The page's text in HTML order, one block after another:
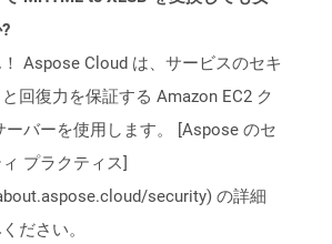
！ Aspose Cloud は、サービスのセキ
回復力を保証する Amazon EC2 ク
ーバーを使用します。 [Aspose のセ
プラクティス]
security) の詳細
ださい。